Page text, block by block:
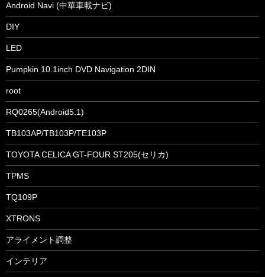
Android Navi (中華車載ナビ)
DIY
LED
Pumpkin 10.1inch DVD Navigation 2DIN
root
RQ0265(Android5.1)
TB103AP/TB103P/TE103P
TOYOTA CELICA GT-FOUR ST205(セリカ)
TPMS
TQ109P
XTRONS
アライメント調整
インテリア